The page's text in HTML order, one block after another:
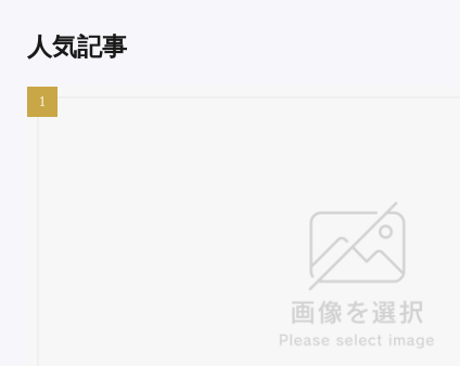
人気記事